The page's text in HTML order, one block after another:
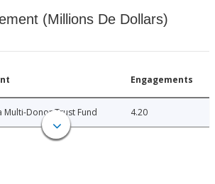
(Millions De Dollars)
Engagements
Multi-Donor Trust Fund 4.20